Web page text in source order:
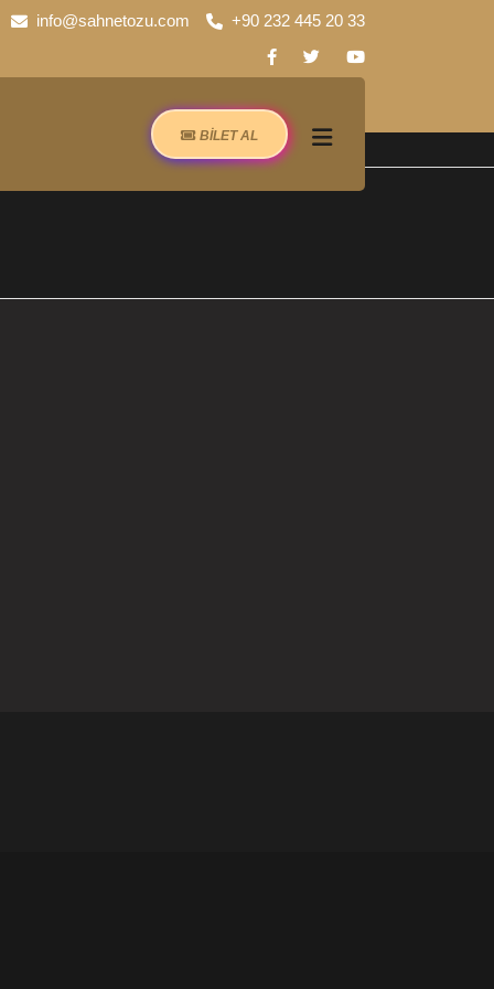
info@sahnetozu.com +90 232 445 20 33
BİLET AL